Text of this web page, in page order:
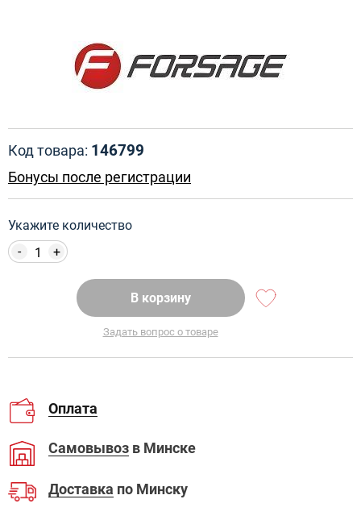
Код товара: 146799
Бонусы после регистрации
Укажите количество
+
-
В корзину
Задать вопрос о товаре
Оплата
Самовывоз в Минске
Доставка по Минску